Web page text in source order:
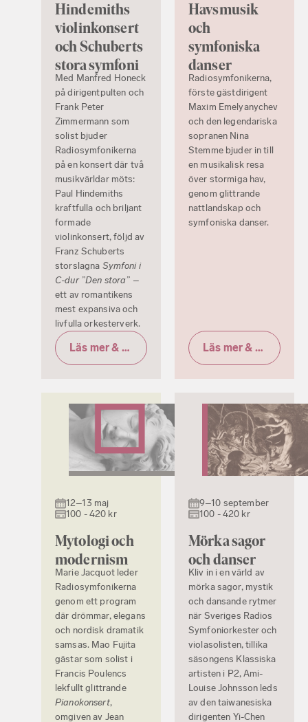
Hindemiths
violinkonsert
och Schuberts
stora symfoni
Med Manfred Honeck
på dirigentpulten och
Frank Peter
Zimmermann som
solist bjuder
Radiosymfonikerna
på en konsert där två
musikvärldar möts:
Paul Hindemiths
kraftfulla och briljant
formade
violinkonsert, följd av
Franz Schuberts
storslagna Symfoni i
C-dur ”Den stora” –
ett av romantikens
mest expansiva och
livfulla orkesterverk.
Läs mer & biljetter
Havsmusik
och
symfoniska
danser
Radiosymfonikerna,
förste gästdirigent
Maxim Emelyanychev
och den legendariska
sopranen Nina
Stemme bjuder in till
en musikalisk resa
över stormiga hav,
genom glittrande
nattlandskap och
symfoniska danser.
Läs mer & biljetter
12–13 maj
100 - 420 kr
Mytologi och
modernism
Marie Jacquot leder
Radiosymfonikerna
genom ett program
där drömmar, elegans
och nordisk dramatik
samsas. Mao Fujita
gästar som solist i
Francis Poulencs
lekfullt glittrande
Pianokonsert,
omgiven av Jean
9–10 september
100 - 420 kr
Mörka sagor
och danser
Kliv in i en värld av
mörka sagor, mystik
och dansande rytmer
när Sveriges Radios
Symfoniorkester och
violasolisten, tillika
säsongens Klassiska
artisten i P2, Ami-
Louise Johnsson leds
av den taiwanesiska
dirigenten Yi-Chen